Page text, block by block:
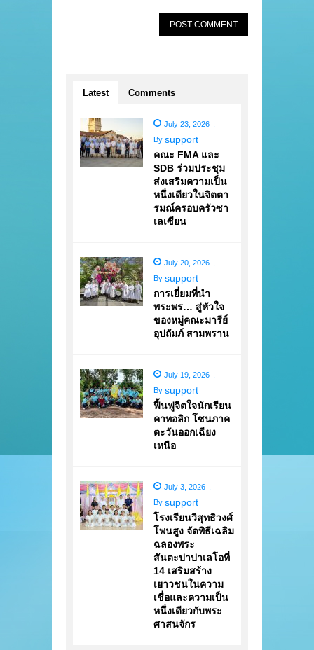
Latest Comments
July 23, 2026
By support
คณะ FMA และ
SDB ร่วมประชุม
ส่งเสริมความเป็น
หนึ่งเดียวในจิตตา
รมณ์ครอบครัวซา
เลเซียน
July 20, 2026
By support
การเยี่ยมที่นำ
พระพร… สู่หัวใจ
ของหมู่คณะมารีย์
อุปถัมภ์ สามพราน
July 19, 2026
By support
ฟื้นฟูจิตใจนักเรียน
คาทอลิก โซนภาค
ตะวันออกเฉียง
เหนือ
July 3, 2026
By support
โรงเรียนวิสุทธิวงศ์
โพนสูง จัดพิธีเฉลิม
ฉลองพระ
สันตะปาปาเลโอที่
14 เสริมสร้าง
เยาวชนในความ
เชื่อและความเป็น
หนึ่งเดียวกับพระ
ศาสนจักร